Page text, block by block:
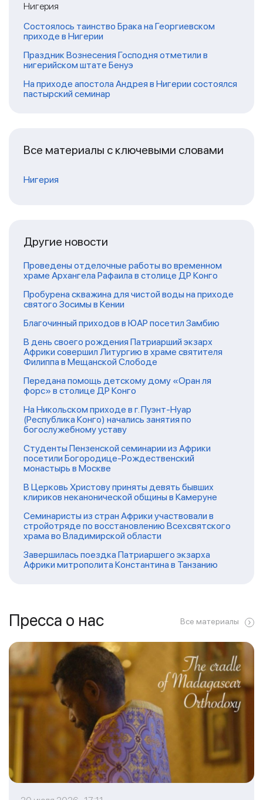
Нигерия
Состоялось таинство Брака на Георгиевском
приходе в Нигерии
Праздник Вознесения Господня отметили в
нигерийском штате Бенуэ
На приходе апостола Андрея в Нигерии состоялся
пастырский семинар
Все материалы с ключевыми словами
Нигерия
Другие новости
Проведены отделочные работы во временном
храме Архангела Рафаила в столице ДР Конго
Пробурена скважина для чистой воды на приходе
святого Зосимы в Кении
Благочинный приходов в ЮАР посетил Замбию
В день своего рождения Патриарший экзарх
Африки совершил Литургию в храме святителя
Филиппа в Мещанской Слободе
Передана помощь детскому дому «Оран ля
форс» в столице ДР Конго
На Никольском приходе в г. Пуэнт-Нуар
(Республика Конго) начались занятия по
богослужебному уставу
Студенты Пензенской семинарии из Африки
посетили Богородице-Рождественский
монастырь в Москве
В Церковь Христову приняты девять бывших
клириков неканонической общины в Камеруне
Семинаристы из стран Африки участвовали в
стройотряде по восстановлению Всехсвятского
храма во Владимирской области
Завершилась поездка Патриаршего экзарха
Африки митрополита Константина в Танзанию
Пресса о нас Все материалы